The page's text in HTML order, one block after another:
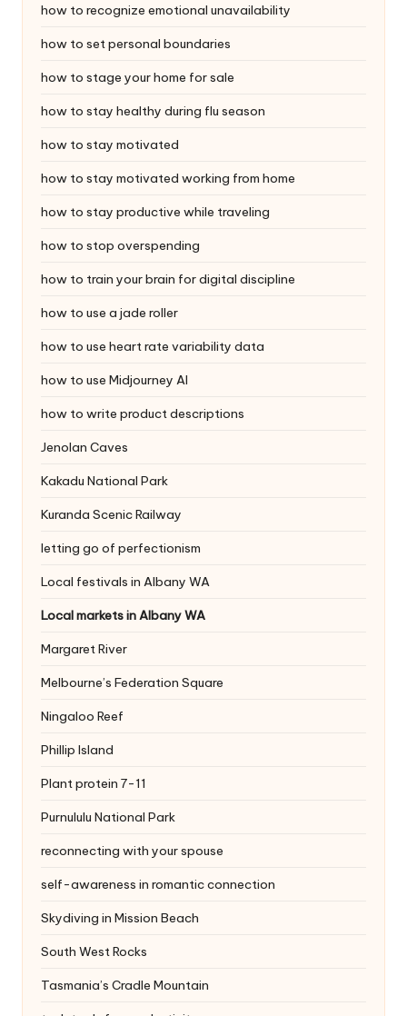
how to recognize emotional unavailability
how to set personal boundaries
how to stage your home for sale
how to stay healthy during flu season
how to stay motivated
how to stay motivated working from home
how to stay productive while traveling
how to stop overspending
how to train your brain for digital discipline
how to use a jade roller
how to use heart rate variability data
how to use Midjourney AI
how to write product descriptions
Jenolan Caves
Kakadu National Park
Kuranda Scenic Railway
letting go of perfectionism
Local festivals in Albany WA
Local markets in Albany WA
Margaret River
Melbourne’s Federation Square
Ningaloo Reef
Phillip Island
Plant protein 7-11
Purnululu National Park
reconnecting with your spouse
self-awareness in romantic connection
Skydiving in Mission Beach
South West Rocks
Tasmania’s Cradle Mountain